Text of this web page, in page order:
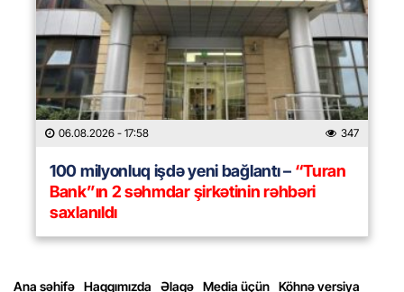
06.08.2026 - 17:58 347
100 milyonluq işdə yeni bağlantı –“Turan
Bank”ın 2 səhmdar şirkətinin rəhbəri
saxlanıldı
Ana səhifə Haqqımızda Əlaqə Media üçün Köhnə versiya